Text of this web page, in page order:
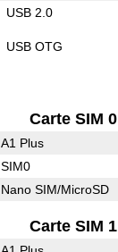
USB 2.0
USB OTG
Carte SIM 0
A1 Plus
SIM0
Nano SIM/MicroSD
Carte SIM 1